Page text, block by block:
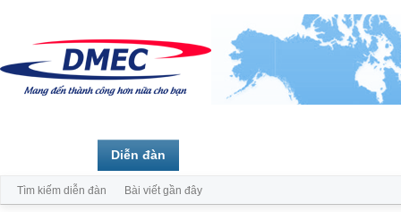
Diễn đàn
Tìm kiếm diễn đàn Bài viết gần đây